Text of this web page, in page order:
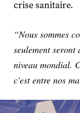
crise sanitaire.
“Nous sommes
seulement
niveau mondial.
c'est entre nos